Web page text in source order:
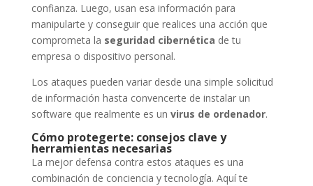
confianza. Luego, usan esa información para
manipularte y conseguir que realices una acción que
comprometa la seguridad cibernética de tu
empresa o dispositivo personal.
Los ataques pueden variar desde una simple solicitud
de información hasta convencerte de instalar un
software que realmente es un virus de ordenador.
Cómo protegerte: consejos clave y
herramientas necesarias
La mejor defensa contra estos ataques es una
combinación de conciencia y tecnología. Aquí te